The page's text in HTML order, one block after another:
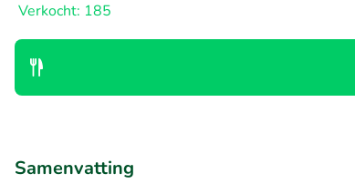
Verkocht: 185
Samenvatting